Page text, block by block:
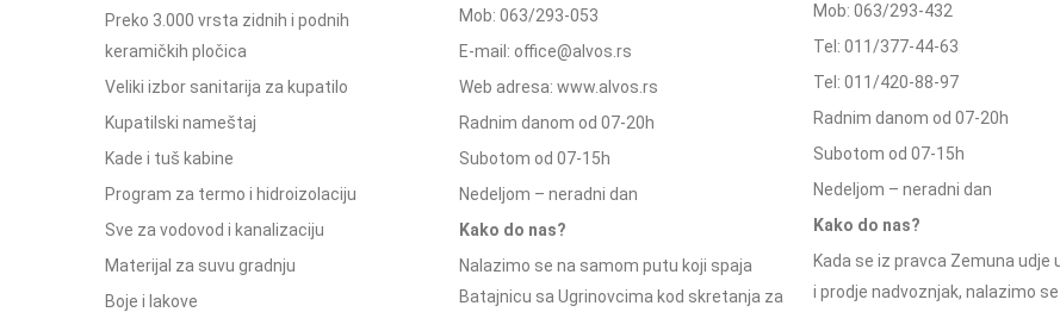
Preko 3.000 vrsta zidnih i podnih
keramičkih pločica
Veliki izbor sanitarija za kupatilo
Kupatilski nameštaj
Kade i tuš kabine
Program za termo i hidroizolaciju
Sve za vodovod i kanalizaciju
Materijal za suvu gradnju
Boje i lakove
Mob: 063/293-053
E-mail: office@alvos.rs
Web adresa: www.alvos.rs
Radnim danom od 07-20h
Subotom od 07-15h
Nedeljom – neradni dan
Kako do nas?
Nalazimo se na samom putu koji spaja
Batajnicu sa Ugrinovcima kod skretanja za
Mob: 063/293-432
Tel: 011/377-44-63
Tel: 011/420-88-97
Radnim danom od 07-20h
Subotom od 07-15h
Nedeljom – neradni dan
Kako do nas?
Kada se iz pravca Zemuna udje
i prodje nadvoznjak, nalazimo